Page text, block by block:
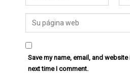
Save my name, email, and
next time I comment.